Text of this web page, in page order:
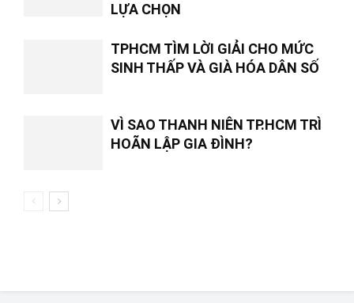
LỰA CHỌN
TPHCM TÌM LỜI GIẢI CHO MỨC
SINH THẤP VÀ GIÀ HÓA DÂN SỐ
VÌ SAO THANH NIÊN TP.HCM TRÌ
HOÃN LẬP GIA ĐÌNH?